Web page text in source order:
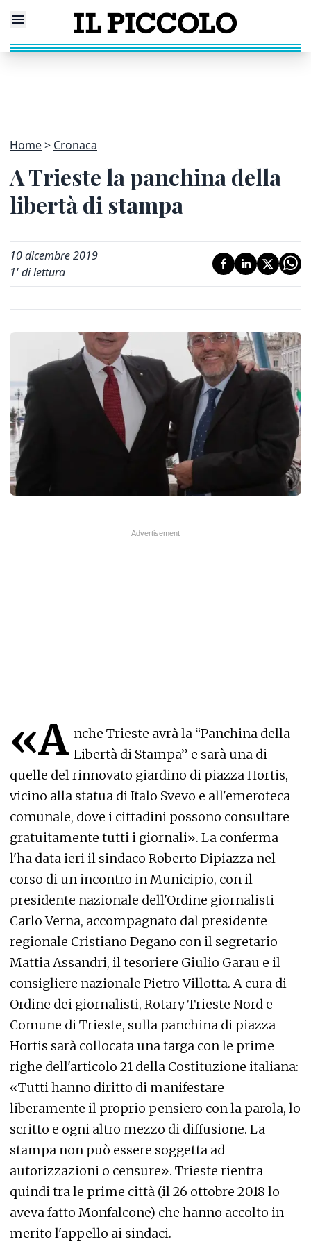
Home Cronaca
A Trieste la panchina della
libertà di stampa
10 dicembre 2019
1' di lettura
«A nche Trieste avrà la “Panchina della
Libertà di Stampa” e sarà una di
quelle del rinnovato giardino di piazza Hortis,
vicino alla statua di Italo Svevo e all'emeroteca
comunale, dove i cittadini possono consultare
gratuitamente tutti i giornali». La conferma
l'ha data ieri il sindaco Roberto Dipiazza nel
corso di un incontro in Municipio, con il
presidente nazionale dell'Ordine giornalisti
Carlo Verna, accompagnato dal presidente
regionale Cristiano Degano con il segretario
Mattia Assandri, il tesoriere Giulio Garau e il
consigliere nazionale Pietro Villotta. A cura di
Ordine dei giornalisti, Rotary Trieste Nord e
Comune di Trieste, sulla panchina di piazza
Hortis sarà collocata una targa con le prime
righe dell'articolo 21 della Costituzione italiana:
«Tutti hanno diritto di manifestare
liberamente il proprio pensiero con la parola, lo
scritto e ogni altro mezzo di diffusione. La
stampa non può essere soggetta ad
autorizzazioni o censure». Trieste rientra
quindi tra le prime città (il 26 ottobre 2018 lo
aveva fatto Monfalcone) che hanno accolto in
merito l'appello ai sindaci.—